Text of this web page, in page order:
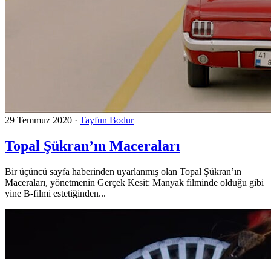
29 Temmuz 2020 · Tayfun Bodur
Topal Şükran’ın Maceraları
Bir üçüncü sayfa haberinden uyarlanmış olan Topal Şükran’ın
Maceraları, yönetmenin Gerçek Kesit: Manyak filminde olduğu gibi
yine B-filmi estetiğinden...